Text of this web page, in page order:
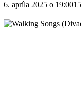
6. apríla 2025 o 19:00